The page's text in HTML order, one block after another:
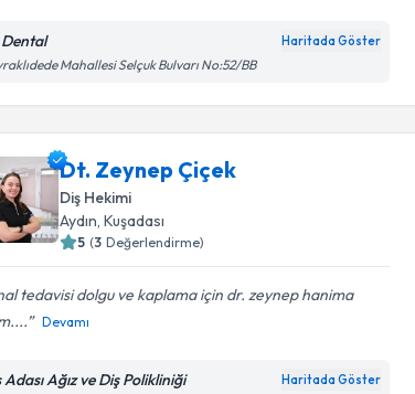
Dental Haritada Göster
Mahallesi Selçuk Bulvarı No:52/BB
Dt. Zeynep Çiçek
Diş Hekimi
Aydın, Kuşadası
5 (3 Değerlendirme)
tedavisi dolgu ve kaplama için dr. zeynep hanima
Devamı
Adası Ağız ve Diş Polikliniği Haritada Göster